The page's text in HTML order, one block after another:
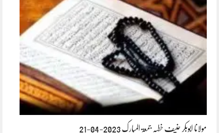
مولانا ابوبکر حنیف خطبہ جمعۃ المبارک 2023-04-21